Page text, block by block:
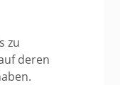
zu
deren